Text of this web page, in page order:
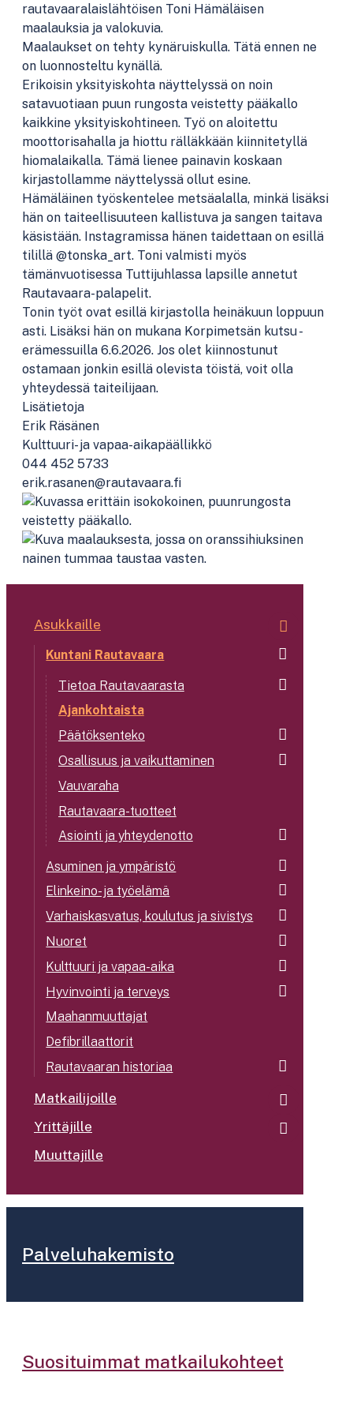
rautavaaralaislähtöisen Toni Hämäläisen
maalauksia ja valokuvia.
Maalaukset on tehty kynäruiskulla. Tätä ennen ne
on luonnosteltu kynällä.
Erikoisin yksityiskohta näyttelyssä on noin
satavuotiaan puun rungosta veistetty pääkallo
kaikkine yksityiskohtineen. Työ on aloitettu
moottorisahalla ja hiottu rälläkkään kiinnitetyllä
hiomalaikalla. Tämä lienee painavin koskaan
kirjastollamme näyttelyssä ollut esine.
Hämäläinen työskentelee metsäalalla, minkä lisäksi
hän on taiteellisuuteen kallistuva ja sangen taitava
käsistään. Instagramissa hänen taidettaan on esillä
tilillä @tonska_art. Toni valmisti myös
tämänvuotisessa Tuttijuhlassa lapsille annetut
Rautavaara-palapelit.
Tonin työt ovat esillä kirjastolla heinäkuun loppuun
asti. Lisäksi hän on mukana Korpimetsän kutsu -
erämessuilla 6.6.2026. Jos olet kiinnostunut
ostamaan jonkin esillä olevista töistä, voit olla
yhteydessä taiteilijaan.
Lisätietoja
Erik Räsänen
Kulttuuri- ja vapaa-aikapäällikkö
044 452 5733
erik.rasanen@rautavaara.fi
Asukkaille
Kuntani Rautavaara
Tietoa Rautavaarasta
Ajankohtaista
Päätöksenteko
Osallisuus ja vaikuttaminen
Vauvaraha
Rautavaara-tuotteet
Asiointi ja yhteydenotto
Asuminen ja ympäristö
Elinkeino- ja työelämä
Varhaiskasvatus, koulutus ja sivistys
Nuoret
Kulttuuri ja vapaa-aika
Hyvinvointi ja terveys
Maahanmuuttajat
Defibrillaattorit
Rautavaaran historiaa
Matkailijoille
Yrittäjille
Muuttajille
Palveluhakemisto
Suosituimmat matkailukohteet